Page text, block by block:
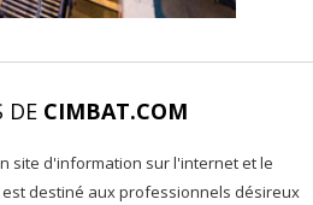
DE CIMBAT.COM
site d'information sur l'internet et le
destiné aux professionnels désireux